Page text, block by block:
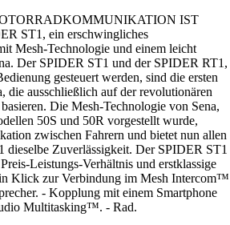
IST
ST1, ein erschwingliches
Mesh-Technologie und einem leicht
Der SPIDER ST1 und der SPIDER RT1,
gesteuert werden, sind die ersten
die ausschließlich auf der revolutionären
Die Mesh-Technologie von Sena,
50S und 50R vorgestellt wurde,
zwischen Fahrern und bietet nun allen
dieselbe Zuverlässigkeit. Der SPIDER ST1
Leistungs-Verhältnis und erstklassige
Klick zur Verbindung im Mesh Intercom™
- Kopplung mit einem Smartphone
Multitasking™. - Rad.